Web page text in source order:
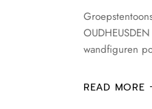
wandfiguren
READ MORE